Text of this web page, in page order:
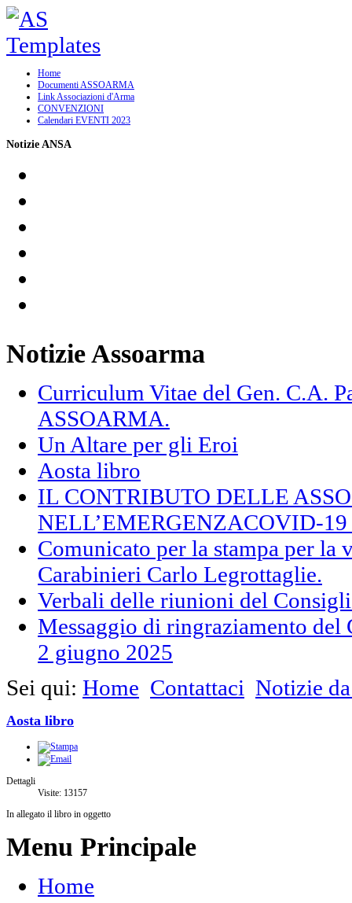
Home
Documenti ASSOARMA
Link Associazioni d'Arma
CONVENZIONI
Calendari EVENTI 2023
Notizie ANSA
Notizie Assoarma
Curriculum Vitae del Gen. C.A.
ASSOARMA.
Un Altare per gli Eroi
Aosta libro
IL CONTRIBUTO DELLE
NELL’EMERGENZACOVID-19
Comunicato per la stampa per la
Carabinieri Carlo Legrottaglie.
Verbali delle riunioni del
Messaggio di ringraziamento del
2 giugno 2025
Sei qui: Home Contattaci Notizie
Aosta libro
Dettagli
Visite: 13157
In allegato il libro in oggetto
Menu Principale
Home